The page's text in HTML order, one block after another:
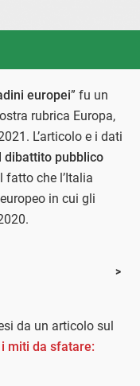
europei” fu un
rubrica Europa,
L’articolo e i dati
dibattito pubblico
fatto che l’Italia
in cui gli
da un articolo sul
miti da sfatare: